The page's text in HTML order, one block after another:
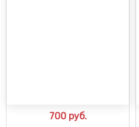
700 руб.